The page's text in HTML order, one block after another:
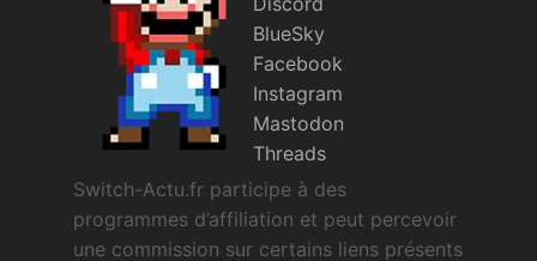
BlueSky
Facebook
Instagram
Mastodon
Threads
Switch-Actu.fr participe à des
programmes d’affiliation et peut percevoir
une commission sur certains liens présents